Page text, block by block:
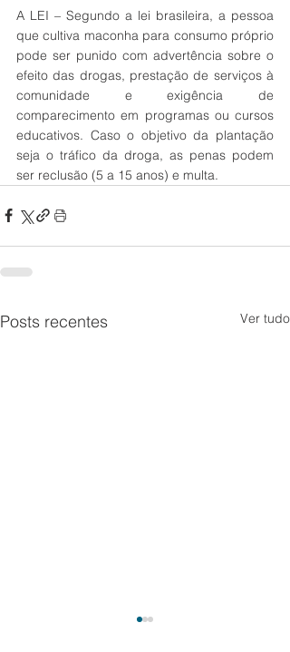
A LEI – Segundo a lei brasileira, a pessoa
que cultiva maconha para consumo próprio
pode ser punido com advertência sobre o
efeito das drogas, prestação de serviços à
comunidade e exigência de
comparecimento em programas ou cursos
educativos. Caso o objetivo da plantação
seja o tráfico da droga, as penas podem
ser reclusão (5 a 15 anos) e multa.
Posts recentes Ver tudo